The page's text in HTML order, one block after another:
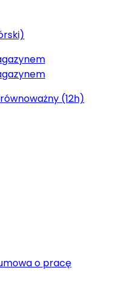
równoważny (12h)
o pracę